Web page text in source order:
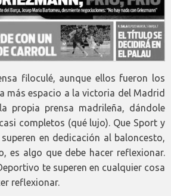
filoculé, aunque ellos fueron los
más espacio a la victoria del Madrid
propia prensa madrileña, dándole
completos (qué lujo). Que Sport y
en dedicación al baloncesto,
es algo que debe hacer reflexionar.
te superen en cualquier cosa
reflexionar.